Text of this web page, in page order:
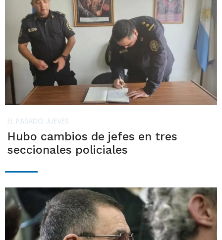
EL PASADO JUEVES
Hubo cambios de jefes en tres
seccionales policiales